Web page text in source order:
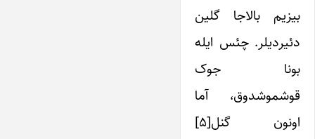
بیزیم بالاجا گلین
دئیردیلر. چئس ایله
بونا جوک
قوشموشدوق، آما
اونون گنل[۵]